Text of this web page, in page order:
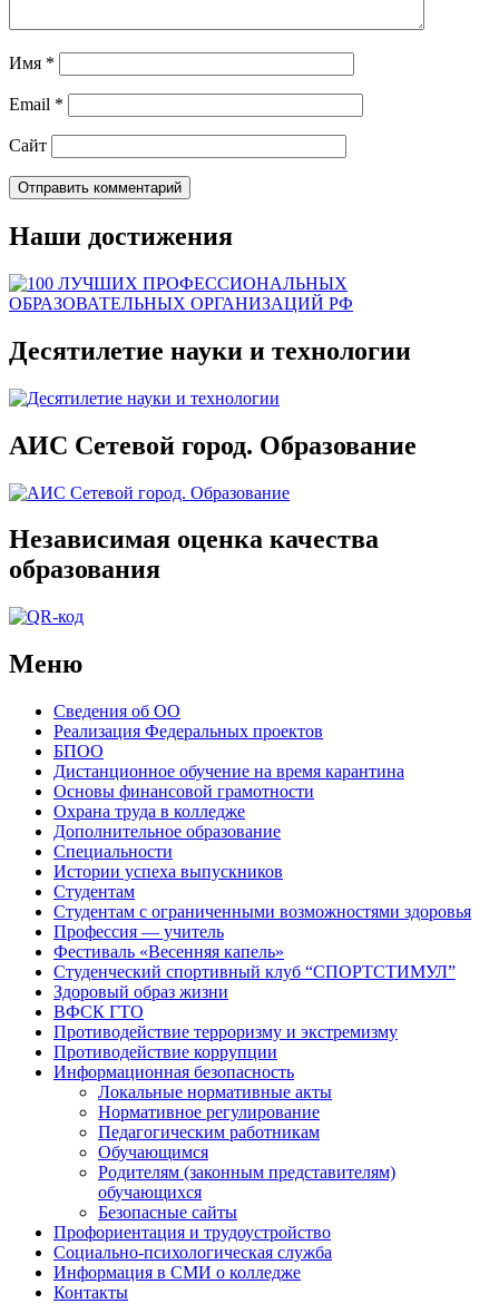
Имя *
Email *
Сайт
Наши достижения
Десятилетие науки и технологии
АИС Сетевой город. Образование
Независимая оценка качества
образования
Меню
Сведения об ОО
Реализация Федеральных проектов
БПОО
Дистанционное обучение на время карантина
Основы финансовой грамотности
Охрана труда в колледже
Дополнительное образование
Специальности
Истории успеха выпускников
Студентам
Студентам с ограниченными возможностями здоровья
Профессия — учитель
Фестиваль «Весенняя капель»
Студенческий спортивный клуб “СПОРТСТИМУЛ”
Здоровый образ жизни
ВФСК ГТО
Противодействие терроризму и экстремизму
Противодействие коррупции
Информационная безопасность
Локальные нормативные акты
Нормативное регулирование
Педагогическим работникам
Обучающимся
Родителям (законным представителям)
обучающихся
Безопасные сайты
Профориентация и трудоустройство
Социально-психологическая служба
Информация в СМИ о колледже
Контакты